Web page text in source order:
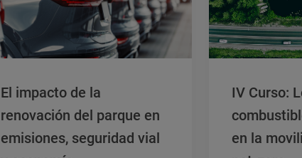
El impacto de la
renovación del parque en
emisiones, seguridad vial
IV Curso:
en la